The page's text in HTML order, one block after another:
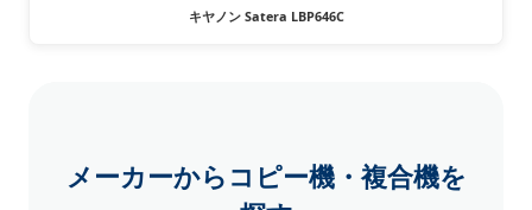
キヤノン Satera LBP646C
メーカーからコピー機・複合機を